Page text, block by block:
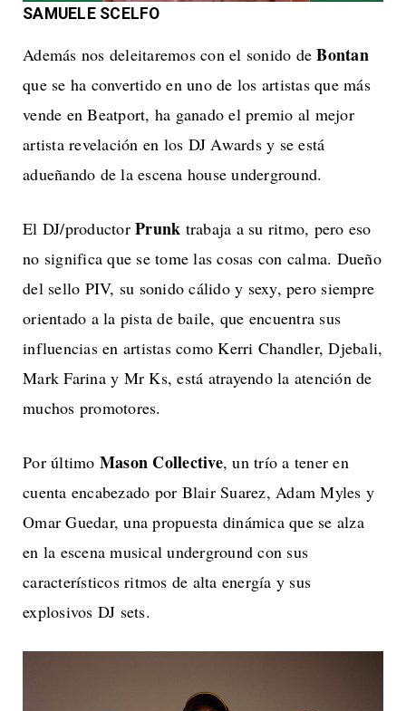
SAMUELE SCELFO
Además nos deleitaremos con el sonido deBontan
que se ha convertido en uno de los artistas que más
vende en Beatport, ha ganado el premio al mejor
artista revelación en los DJ Awards y se está
adueñando de la escena house underground.
El DJ/productor Prunk trabaja a su ritmo, pero eso
no significa que se tome las cosas con calma. Dueño
del sello PIV, su sonido cálido y sexy, pero siempre
orientado a la pista de baile, que encuentra sus
influencias en artistas como Kerri Chandler, Djebali,
Mark Farina y Mr Ks, está atrayendo la atención de
muchos promotores.
Por último Mason Collective, un trío a tener en
cuenta encabezado por Blair Suarez, Adam Myles y
Omar Guedar, una propuesta dinámica que se alza
en la escena musical underground con sus
característicos ritmos de alta energía y sus
explosivos DJ sets.